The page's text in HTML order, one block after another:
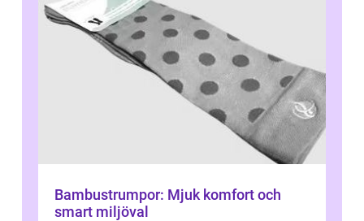
Bambustrumpor: Mjuk komfort och
smart miljöval